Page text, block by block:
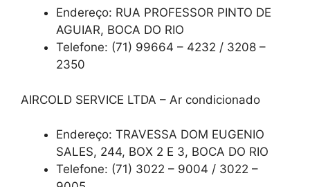
Endereço: RUA PROFESSOR PINTO DE
AGUIAR, BOCA DO RIO
Telefone: (71) 99664 – 4232 / 3208 –
2350
AIRCOLD SERVICE LTDA – Ar condicionado
Endereço: TRAVESSA DOM EUGENIO
SALES, 244, BOX 2 E 3, BOCA DO RIO
Telefone: (71) 3022 – 9004 / 3022 –